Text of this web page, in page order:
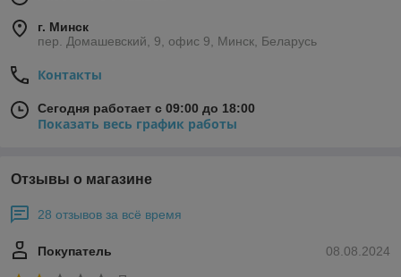
г. Минск
пер. Домашевский, 9, офис 9, Минск, Беларусь
Контакты
Сегодня работает с 09:00 до 18:00
Показать весь график работы
Отзывы о магазине
28 отзывов за всё время
08.08.2024
Покупатель